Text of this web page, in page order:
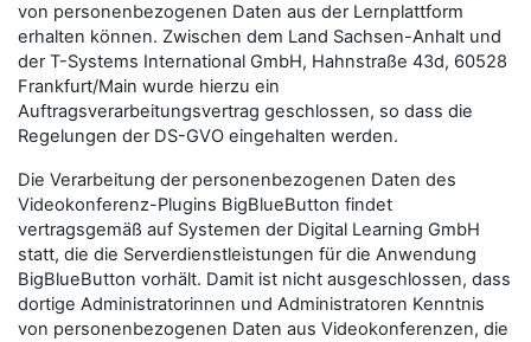
von personenbezogenen Daten aus der Lernplattform
erhalten können. Zwischen dem Land Sachsen-Anhalt und
der T-Systems International GmbH, Hahnstraße 43d, 60528
Frankfurt/Main wurde hierzu ein
Auftragsverarbeitungsvertrag geschlossen, so dass die
Regelungen der DS-GVO eingehalten werden.
Die Verarbeitung der personenbezogenen Daten des
Videokonferenz-Plugins BigBlueButton findet
vertragsgemäß auf Systemen der Digital Learning GmbH
statt, die die Serverdienstleistungen für die Anwendung
BigBlueButton vorhält. Damit ist nicht ausgeschlossen, dass
dortige Administratorinnen und Administratoren Kenntnis
von personenbezogenen Daten aus Videokonferenzen, die